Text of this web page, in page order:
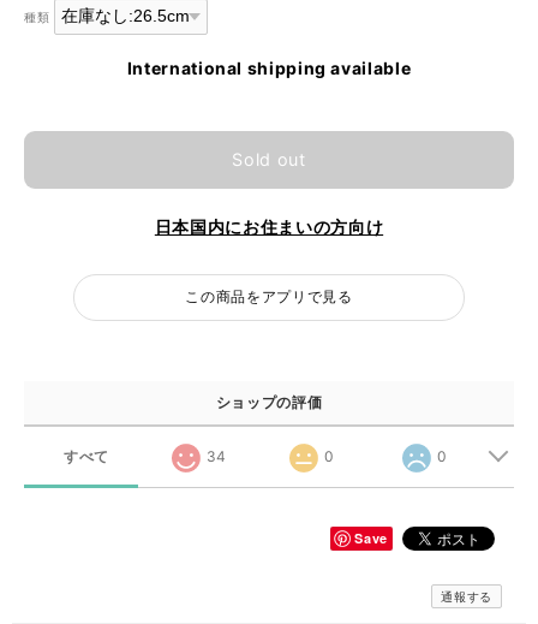
種類
International shipping available
Sold out
日本国内にお住まいの方向け
この商品をアプリで見る
ショップの評価
すべて 34 0 0
Save
通報する